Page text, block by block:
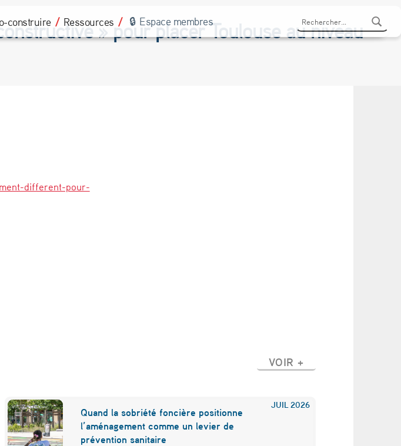
construire Ressources Espace membres
» pour placer Toulouse au niveau
different-pour-
VOIR +
JUIL 2026
Quand la sobriété foncière positionne
l’aménagement comme un levier de
prévention sanitaire